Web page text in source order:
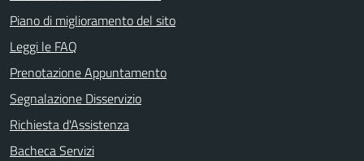
Piano di miglioramento del sito
Leggi le FAQ
Prenotazione Appuntamento
Segnalazione Disservizio
Richiesta d'Assistenza
Bacheca Servizi